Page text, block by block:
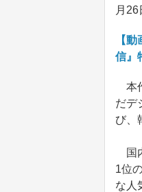
月
【
信』
本
だデ
び、
国
1位
な人